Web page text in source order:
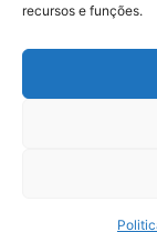
recursos e funções.
(09/11), em
Ramos da
Flavio de
Ang